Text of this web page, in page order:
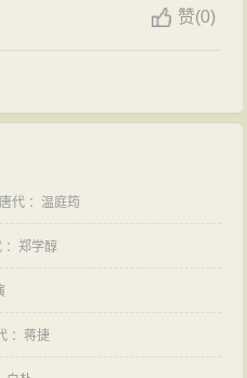
赞(0)
唐代 ：温庭筠
：郑学醇
：蒋捷